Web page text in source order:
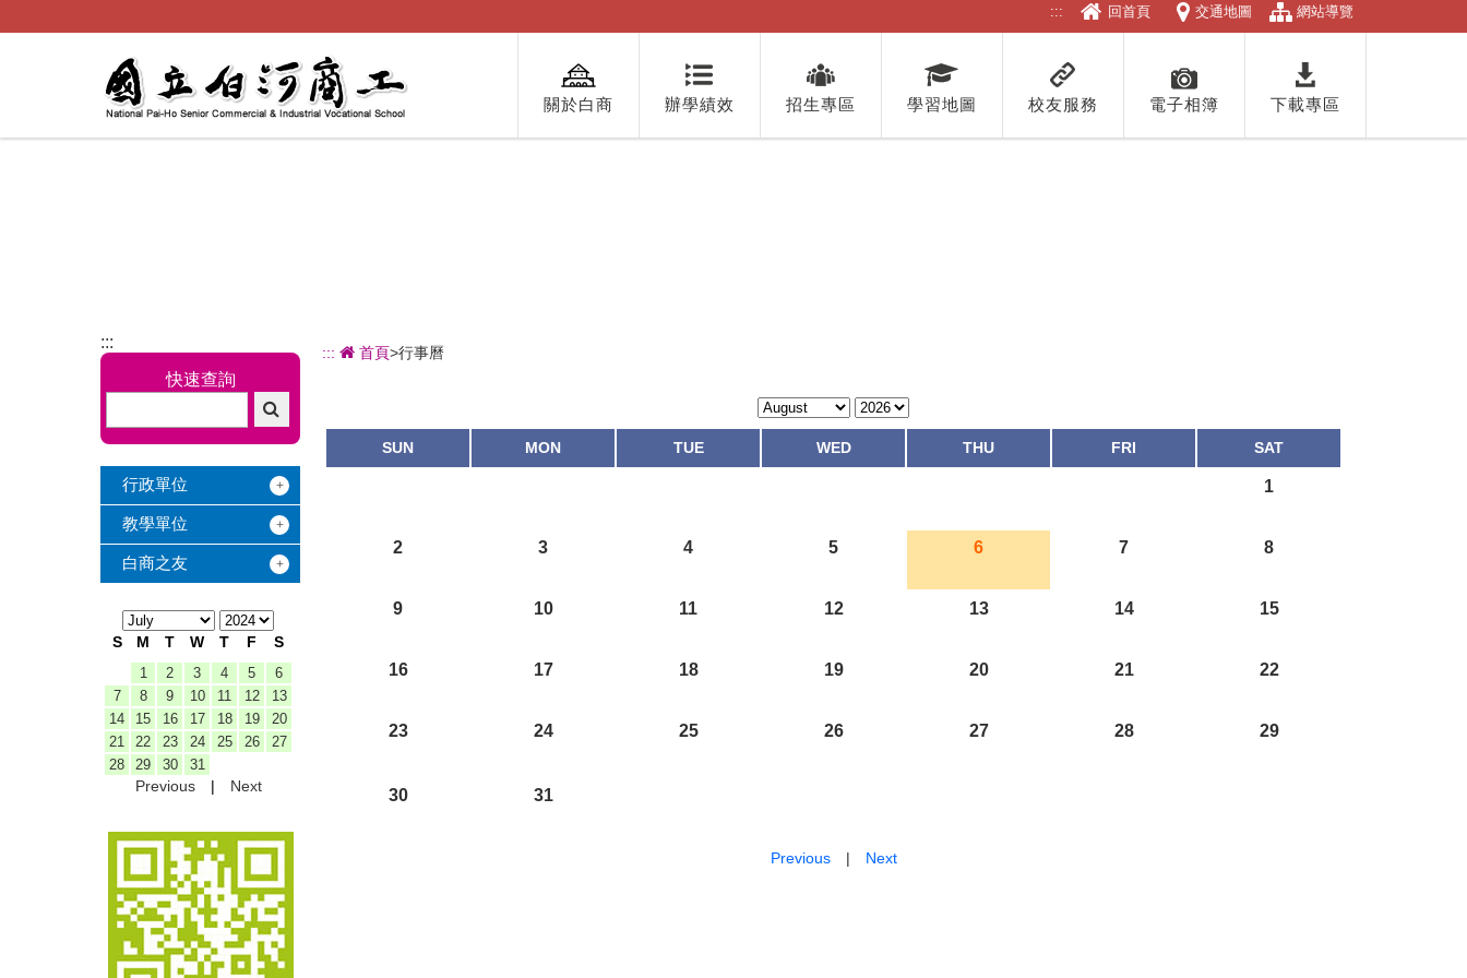
到
::: 回首頁 交通地圖 網站導覽
關於白商 辦學績效 招生專區 學習地圖 校友服務 電子相簿 下載專區
:::
快速查詢
行政單位
教學單位
白商之友
S M T W T F S
1 2 3 4 5
6
7
8 9 10 11 12
13
14
15 16 17 18 19
20
21
22 23 24 25 26
27
28
29 30 31
Previous| Next
::: 首頁>行事曆
SUN MON TUE WED THU FRI SAT
1
2 3 4 5 6 7 8
9 10 11 12 13 14 15
16 17 18 19 20 21 22
23 24 25 26 27 28 29
30 31
Previous| Next